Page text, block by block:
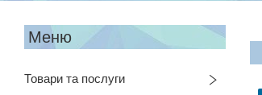
Товари та послуги